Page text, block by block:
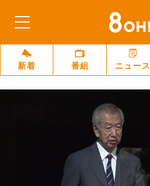
新着 番組 ニュース